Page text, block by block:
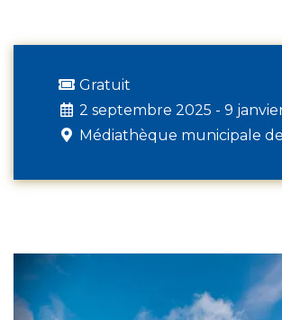
Gratuit
2 septembre 2025 - 9
Médiathèque municipale